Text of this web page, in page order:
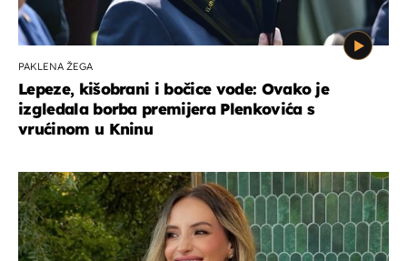
PAKLENA ŽEGA
Lepeze, kišobrani i bočice vode: Ovako je
izgledala borba premijera Plenkovića s
vrućinom u Kninu